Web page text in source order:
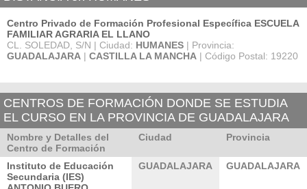
Centro Privado de Formación Profesional Específica ESCUELA
FAMILIAR AGRARIA EL LLANO
CL. SOLEDAD, S/N | Ciudad: HUMANES | Provincia:
GUADALAJARA | CASTILLA LA MANCHA | Código Postal: 19220
CENTROS DE FORMACIÓN DONDE SE ESTUDIA
EL CURSO EN LA PROVINCIA DE GUADALAJARA
Nombre y Detalles del
Centro de Formación
Ciudad Provincia
Instituto de Educación
Secundaria (IES)
GUADALAJARA GUADALAJARA